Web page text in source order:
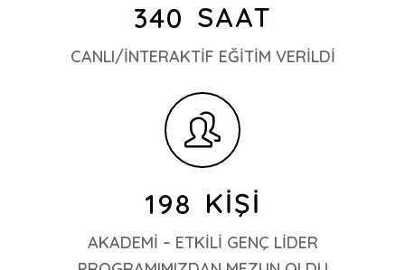
340 SAAT
CANLI/İNTERAKTİF EĞİTİM VERİLDİ
198 KİŞİ
AKADEMİ – ETKİLİ GENÇ LİDER